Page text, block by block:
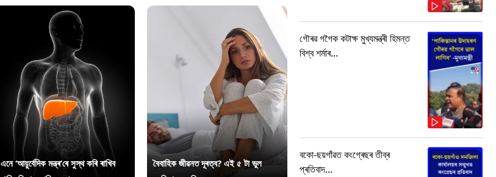
এনে ‘আয়ুৰ্বেদিক মন্ত্ৰ’ৰে সুস্থ কৰি ৰাখিব
বৈবাহিক জীৱনত দূৰত্ব? এই ৫ টা ভুল
গৌৰৱ গগৈক কটাক্ষ মুখ্যমন্ত্ৰী হিমন্ত
বিশ্ব শৰ্মাৰ...
বকো-ছয়গাঁৱত কংগ্ৰেছৰ তীব্ৰ
প্ৰতিবাদ...